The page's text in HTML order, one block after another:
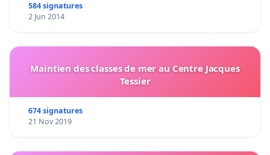
584 signatures
2 Jun 2014
Maintien des classes de mer au Centre Jacques
Tessier
674 signatures
21 Nov 2019